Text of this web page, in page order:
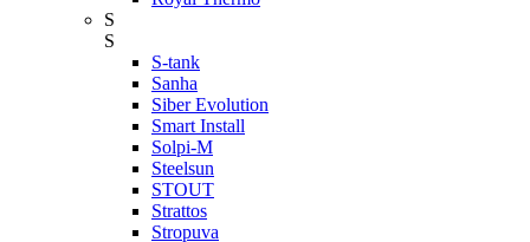
S
S
S-tank
Sanha
Siber Evolution
Smart Install
Solpi-M
Steelsun
STOUT
Strattos
Stropuva